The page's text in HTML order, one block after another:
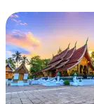
nachhaltigen
und